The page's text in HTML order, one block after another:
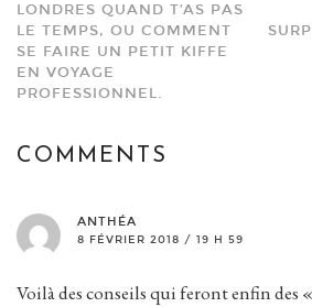
LONDRES QUAND T’AS PAS
LE TEMPS, OU COMMENT
SE FAIRE UN PETIT KIFFE
EN VOYAGE
PROFESSIONNEL.
COMMENTS
ANTHÉA
8 FÉVRIER 2018 / 19 H 59
Voilà des conseils qui feront enfin des